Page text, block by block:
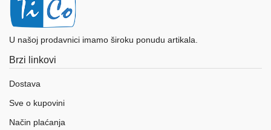
Fotoaparati
kamere
aparati
U našoj prodavnici imamo široku ponudu artikala.
Brzi linkovi
Dostava
Sve o kupovini
Način plaćanja